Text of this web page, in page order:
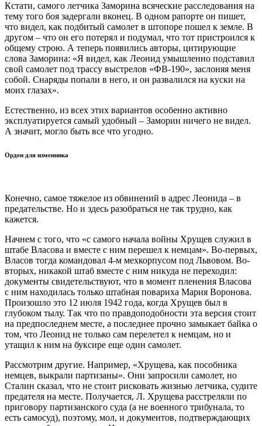
Кстати, самого летчика Заморина всяческие расследования на
тему того боя задергали вконец. В одном рапорте он пишет,
что видел, как подбитый самолет в штопоре пошел к земле. В
другом – что он его потерял и подумал, что тот пристроился к
общему строю. А теперь появились авторы, цитирующие
слова Заморина: «Я видел, как Леонид умышленно подставил
свой самолет под трассу выстрелов «ФВ-190», заслоняя меня
собой. Снаряды попали в него, и он развалился на куски на
моих глазах».
Естественно, из всех этих вариантов особенно активно
эксплуатируется самый удобный – Заморин ничего не видел.
А значит, могло быть все что угодно.
Орден для изменника
Конечно, самое тяжелое из обвинений в адрес Леонида – в
предательстве. Но и здесь разобраться не так трудно, как
кажется.
Начнем с того, что «с самого начала войны Хрущев служил в
штабе Власова и вместе с ним перешел к немцам». Во-первых,
Власов тогда командовал 4-м мехкорпусом под Львовом. Во-
вторых, никакой штаб вместе с ним никуда не переходил:
документы свидетельствуют, что в момент пленения Власова
с ним находилась только штабная повариха Мария Воронова.
Произошло это 12 июля 1942 года, когда Хрущев был в
глубоком тылу. Так что по правдоподобности эта версия стоит
на предпоследнем месте, а последнее прочно замыкает байка о
том, что Леонид не только сам перелетел к немцам, но и
утащил к ним на буксире еще один самолет.
Рассмотрим другие. Например, «Хрущева, как пособника
немцев, выкрали партизаны». Они запросили самолет, но
Сталин сказал, что не стоит рисковать жизнью летчика, судите
предателя на месте. Получается, Л. Хрущева расстреляли по
приговору партизанского суда (а не военного трибунала, то
есть самосуд), поэтому, мол, и документов, подтверждающих